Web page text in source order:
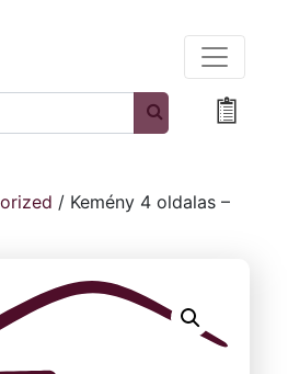
/ Kemény 4 oldalas –